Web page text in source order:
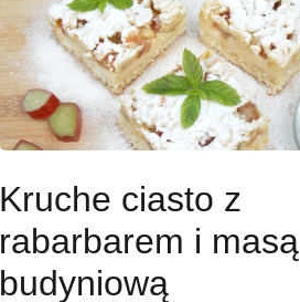
Kruche ciasto z
rabarbarem i masą
budyniową